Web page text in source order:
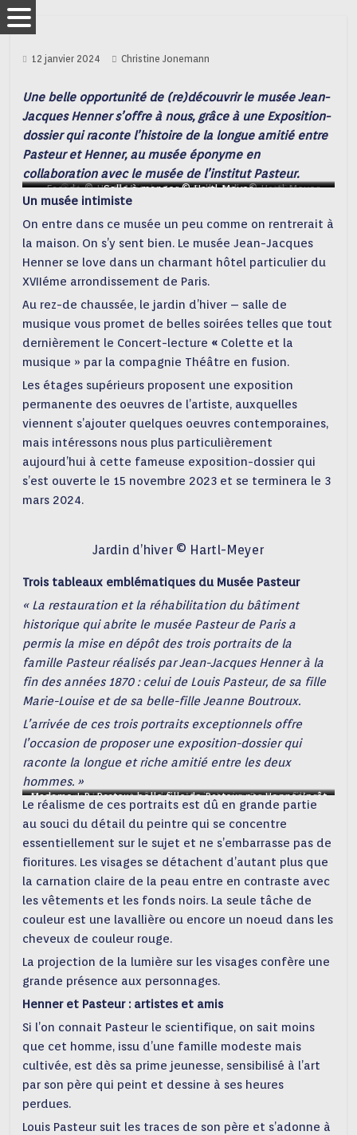
12 janvier 2024 Christine Jonemann
Une belle opportunité de (re)découvrir le musée Jean-
Jacques Henner s’offre à nous, grâce à une Exposition-
dossier qui raconte l’histoire de la longue amitié entre
Pasteur et Henner, au musée éponyme en
collaboration avec le musée de l’institut Pasteur.
© Nadar, Portrait de Jean-Jacques Henner, 1888,
photographie, Paris, archives du musée national Jean-
Jacques Henner
Façade © Hartl-Meyer Salle Italie © Hartl-Meyer
Salle à manger © Hartl-Meyer
Un musée intimiste
On entre dans ce musée un peu comme on rentrerait à
la maison. On s’y sent bien. Le musée Jean-Jacques
Henner se love dans un charmant hôtel particulier du
XVIIéme arrondissement de Paris.
Au rez-de chaussée, le jardin d’hiver – salle de
musique vous promet de belles soirées telles que tout
dernièrement le Concert-lecture « Colette et la
musique » par la compagnie Théâtre en fusion.
Les étages supérieurs proposent une exposition
permanente des oeuvres de l’artiste, auxquelles
viennent s’ajouter quelques oeuvres contemporaines,
mais intéressons nous plus particulièrement
aujourd’hui à cette fameuse exposition-dossier qui
s’est ouverte le 15 novembre 2023 et se terminera le 3
mars 2024.
Jardin d’hiver © Hartl-Meyer
Trois tableaux emblématiques du Musée Pasteur
« La restauration et la réhabilitation du bâtiment
historique qui abrite le musée Pasteur de Paris a
permis la mise en dépôt des trois portraits de la
famille Pasteur réalisés par Jean-Jacques Henner à la
fin des années 1870 : celui de Louis Pasteur, de sa fille
Marie-Louise et de sa belle-fille Jeanne Boutroux.
L’arrivée de ces trois portraits exceptionnels offre
l’occasion de proposer une exposition-dossier qui
raconte la longue et riche amitié entre les deux
hommes. »
Pasteur par Henner/prêt du
Musée Pasteur
Marie-Louise Pasteur, fille de
Pasteur par Henner/prêt du
Musée Pasteur
Madame J-B. Pasteur belle fille de Pasteur par Henner/prêt
du Musée Pasteur
Le réalisme de ces portraits est dû en grande partie
au souci du détail du peintre qui se concentre
essentiellement sur le sujet et ne s’embarrasse pas de
fioritures. Les visages se détachent d’autant plus que
la carnation claire de la peau entre en contraste avec
les vêtements et les fonds noirs. La seule tâche de
couleur est une lavallière ou encore un noeud dans les
cheveux de couleur rouge.
La projection de la lumière sur les visages confère une
grande présence aux personnages.
Henner et Pasteur : artistes et amis
Si l’on connait Pasteur le scientifique, on sait moins
que cet homme, issu d’une famille modeste mais
cultivée, est dès sa prime jeunesse, sensibilisé à l’art
par son père qui peint et dessine à ses heures
perdues.
Louis Pasteur suit les traces de son père et s’adonne à